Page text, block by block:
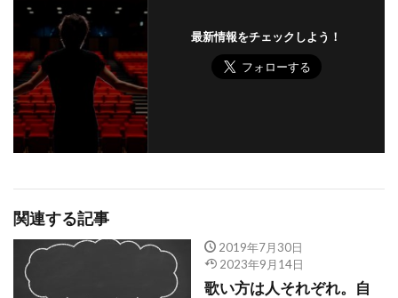
最新情報をチェックしよう！
関連する記事
2019年7月30日
2023年9月14日
歌い方は人それぞれ。自